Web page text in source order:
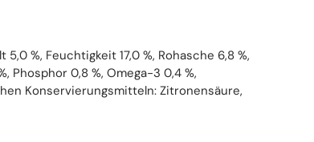
%, Feuchtigkeit 17,0 %, Rohasche 6,8 %,
Phosphor 0,8 %, Omega-3 0,4 %,
Konservierungsmitteln: Zitronensäure,